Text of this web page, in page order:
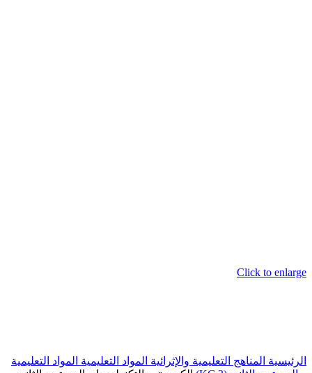
Click to enlarge
الرئيسية المناهج التعليمية والإثرائية المواد التعليمية المواد التعليمية